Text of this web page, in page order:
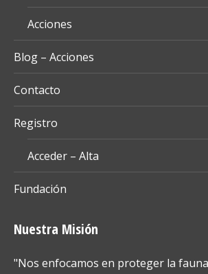
Acciones
Blog – Acciones
Contacto
Registro
Acceder – Alta
Fundación
Nuestra Misión
"Nos enfocamos en proteger la